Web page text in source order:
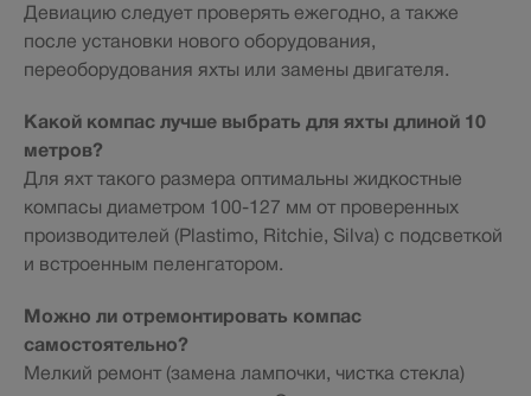
Девиацию следует проверять ежегодно, а также
после установки нового оборудования,
переоборудования яхты или замены двигателя.
Какой компас лучше выбрать для яхты длиной 10
метров?
Для яхт такого размера оптимальны жидкостные
компасы диаметром 100-127 мм от проверенных
производителей (Plastimo, Ritchie, Silva) с подсветкой
и встроенным пеленгатором.
Можно ли отремонтировать компас
самостоятельно?
Мелкий ремонт (замена лампочки, чистка стекла)